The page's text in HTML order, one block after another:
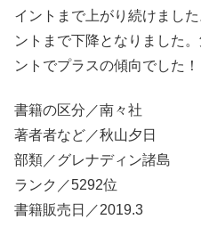
イントまで上がり続けまし
ントまで下降となりました
ントでプラスの傾向でした！
書籍の区分／南々社
著者者など／秋山夕日
部類／グレナディン諸島
ランク／5292位
書籍販売日／2019.3